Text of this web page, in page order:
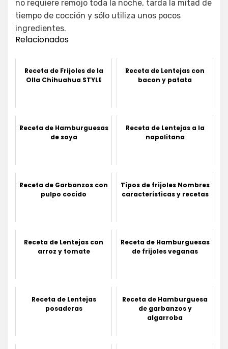
no requiere remojo toda la noche, tarda la mitad de
tiempo de cocción y sólo utiliza unos pocos
ingredientes.
Relacionados
Receta de Frijoles de la
Olla Chihuahua STYLE
Receta de Lentejas con
bacon y patata
Receta de Hamburguesas
de soya
Receta de Lentejas a la
napolitana
Receta de Garbanzos con
pulpo cocido
Tipos de frijoles Nombres
características y recetas
Receta de Lentejas con
arroz y tomate
Receta de Hamburguesas
de frijoles veganas
Receta de Lentejas
posaderas
Receta de Hamburguesa
de garbanzos y
algarroba